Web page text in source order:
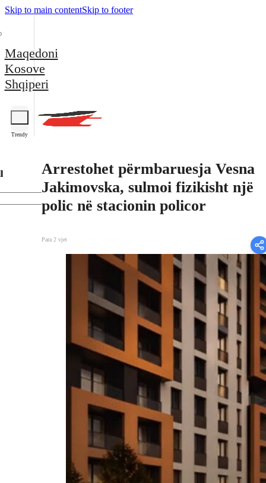
Skip to main contentSkip to footer
Maqedoni
Kosove
Shqiperi
Trendy
Arrestohet përmbaruesja Vesna
Jakimovska, sulmoi fizikisht një
polic në stacionin policor
Para 2 vjet